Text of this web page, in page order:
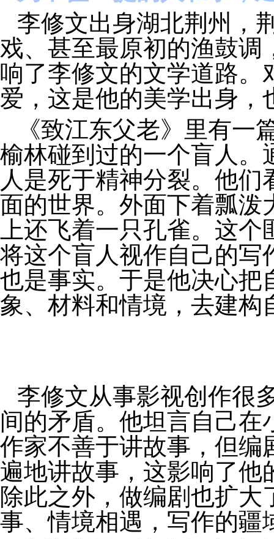
李修文出身湖北荆州，
戏、甚至最原初的渔鼓
响了李修文的文学道路。
爱，这是他的美学出身，
《致江东父老》里有
榆林碰到过的一个盲人。
人是死于精神分裂。他
面的世界。外面下着瓢泼
上还飞着一只孔雀。这
将这个盲人视作自己的写
也是事实。于是他决心把
象、材料和情境，去建构
李修文从事影视创作很
间的矛盾。他坦言自己
作家不善于讲故事，但编
遍地讲故事，这影响了他
除此之外，做编剧也扩
事、情境相遇，写作的疆